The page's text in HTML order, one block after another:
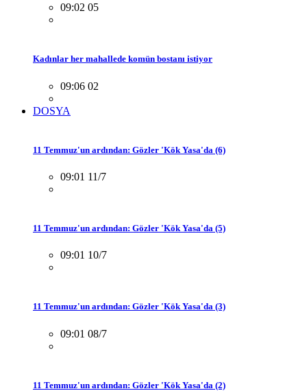
09:02 05
Kadınlar her mahallede komün bostanı istiyor
09:06 02
DOSYA
11 Temmuz'un ardından: Gözler 'Kök Yasa'da (6)
09:01 11/7
11 Temmuz'un ardından: Gözler 'Kök Yasa'da (5)
09:01 10/7
11 Temmuz'un ardından: Gözler 'Kök Yasa'da (3)
09:01 08/7
11 Temmuz'un ardından: Gözler 'Kök Yasa'da (2)